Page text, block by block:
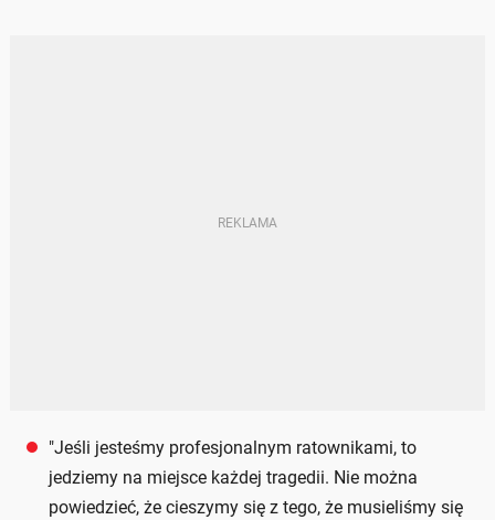
"Jeśli jesteśmy profesjonalnym ratownikami, to
jedziemy na miejsce każdej tragedii. Nie można
powiedzieć, że cieszymy się z tego, że musieliśmy się